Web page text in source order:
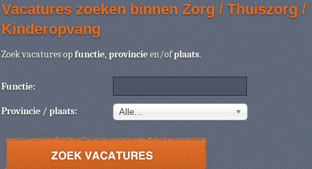
Vacatures zoeken binnen Zorg / Thuiszorg /
Kinderopvang
Zoek vacatures opfunctie,provincieen/ofplaats.
Functie:
Provincie / plaats: Alle...